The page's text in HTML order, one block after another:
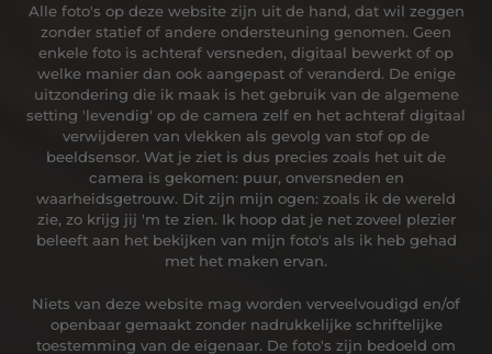
Alle foto's op deze website zijn uit de hand, dat wil zeggen
zonder statief of andere ondersteuning genomen. Geen
enkele foto is achteraf versneden, digitaal bewerkt of op
welke manier dan ook aangepast of veranderd. De enige
uitzondering die ik maak is het gebruik van de algemene
setting 'levendig' op de camera zelf en het achteraf digitaal
verwijderen van vlekken als gevolg van stof op de
beeldsensor. Wat je ziet is dus precies zoals het uit de
camera is gekomen: puur, onversneden en
waarheidsgetrouw. Dit zijn mijn ogen: zoals ik de wereld
zie, zo krijg jij 'm te zien. Ik hoop dat je net zoveel plezier
beleeft aan het bekijken van mijn foto's als ik heb gehad
met het maken ervan.
Niets van deze website mag worden verveelvoudigd en/of
openbaar gemaakt zonder nadrukkelijke schriftelijke
toestemming van de eigenaar. De foto's zijn bedoeld om